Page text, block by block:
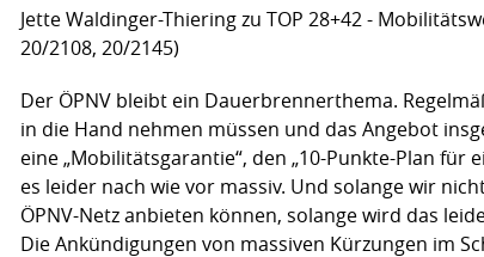
Jette Waldinger-Thiering zu TOP 28+42 -
20/2108, 20/2145)
Der ÖPNV bleibt ein Dauerbrennerthema.
in die Hand nehmen müssen und das Angebot
eine „Mobilitätsgarantie“, den „10-Punkte-Plan
es leider nach wie vor massiv. Und solange wir
ÖPNV-Netz anbieten können, solange wird das
Die Ankündigungen von massiven Kürzungen im